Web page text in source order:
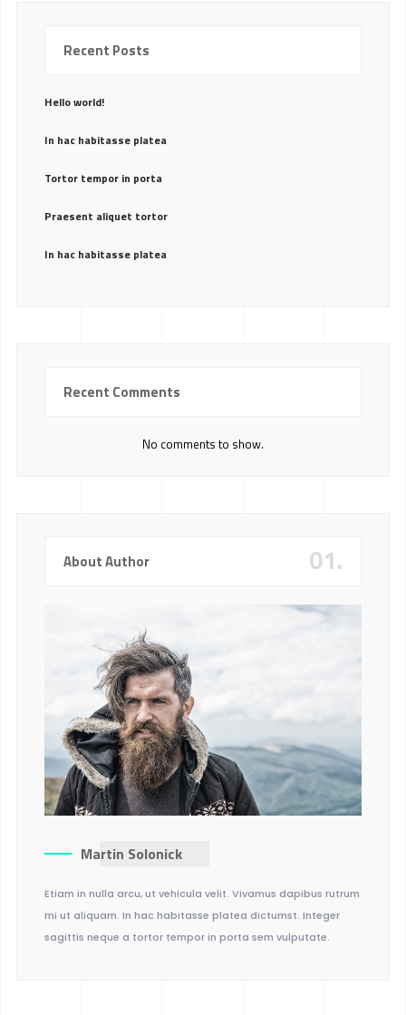
Recent Posts
Hello world!
In hac habitasse platea
Tortor tempor in porta
Praesent aliquet tortor
In hac habitasse platea
Recent Comments
No comments to show.
About Author 01.
Martin Solonick
Etiam in nulla arcu, ut vehicula velit. Vivamus dapibus rutrum
mi ut aliquam. In hac habitasse platea dictumst. Integer
sagittis neque a tortor tempor in porta sem vulputate.